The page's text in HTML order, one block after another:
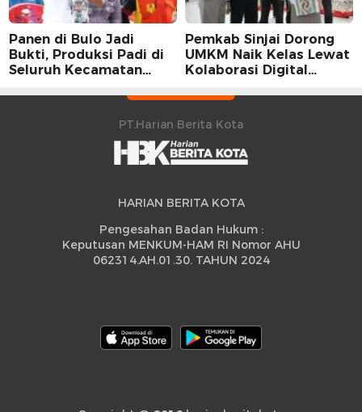
Panen di Bulo Jadi
Bukti, Produksi Padi di
Seluruh Kecamatan
Peningkatan
Pemkab Sinjai Dorong
UMKM Naik Kelas Lewat
Kolaborasi Digital
PT.Harian Berita Kota
HARIAN BERITA KOTA
Pengesahan Badan Hukum :
Keputusan MENKUM-HAM RI Nomor AHU
062314.AH.01.30. TAHUN 2024